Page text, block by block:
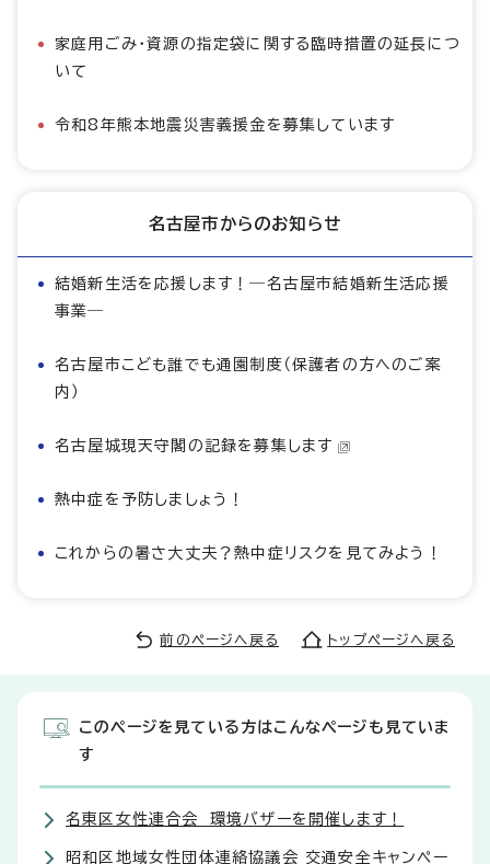
家庭用ごみ・資源の指定袋に関する臨時措置の延長につ
いて
令和8年熊本地震災害義援金を募集しています
名古屋市からのお知らせ
結婚新生活を応援します！―名古屋市結婚新生活応援
事業―
名古屋市こども誰でも通園制度（保護者の方へのご案
内）
名古屋城現天守閣の記録を募集します
熱中症を予防しましょう！
これからの暑さ大丈夫？熱中症リスクを見てみよう！
前のページへ戻る トップページへ戻る
このページを見ている方はこんなページも見ていま
す
名東区女性連合会 環境バザーを開催します！
昭和区地域女性団体連絡協議会 交通安全キャンペー